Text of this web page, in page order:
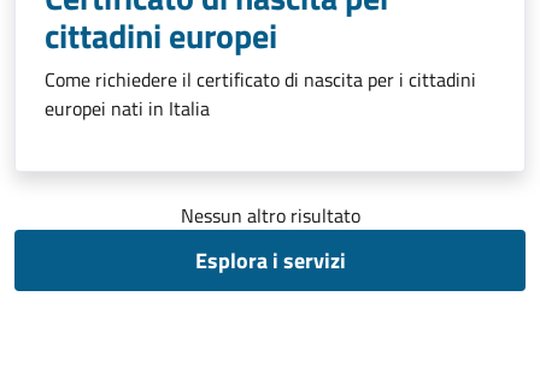
cittadini europei
Come richiedere il certificato di nascita per i cittadini
europei nati in Italia
Nessun altro risultato
Esplora i servizi